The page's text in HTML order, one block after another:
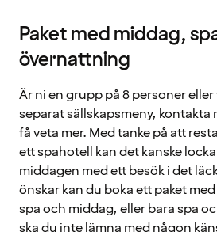
Paket med middag,
övernattning
Är ni en grupp på 8 personer
separat sällskapsmeny,
få veta mer. Med tanke på att
ett spahotell kan det kanske
middagen med ett besök i det
önskar kan du boka ett paket
spa och middag, eller bara spa
ska du inte lämna med någon